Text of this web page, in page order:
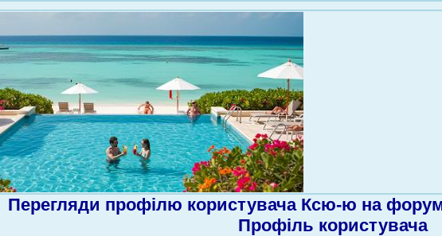
Перегляди профілю користувача Ксю-ю на
Профіль користувача